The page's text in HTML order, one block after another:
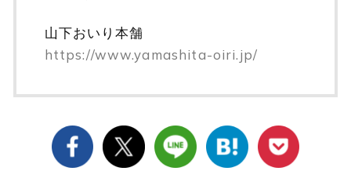
山下おいり本舗
https://www.yamashita-oiri.jp/